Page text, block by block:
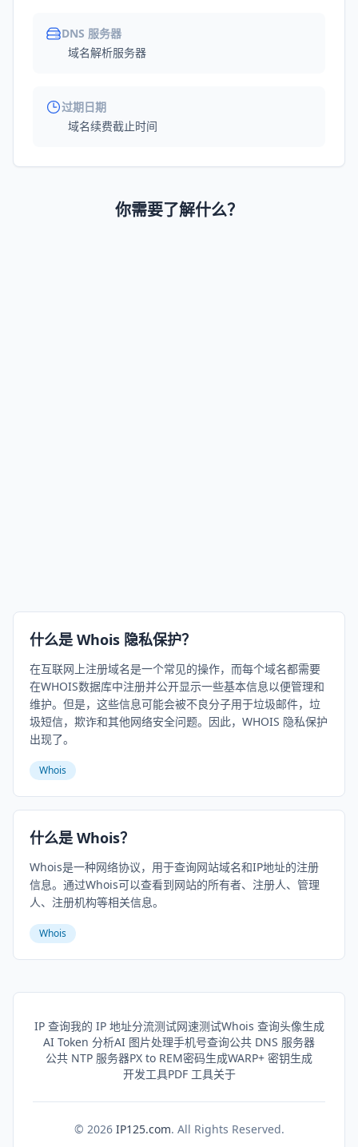
DNS 服务器
域名解析服务器
过期日期
域名续费截止时间
你需要了解什么？
什么是 Whois 隐私保护？
在互联网上注册域名是一个常见的操作，而每个域名都需要
在WHOIS数据库中注册并公开显示一些基本信息以便管理和
维护。但是，这些信息可能会被不良分子用于垃圾邮件，垃
圾短信，欺诈和其他网络安全问题。因此，WHOIS 隐私保护
出现了。
Whois
什么是 Whois？
Whois是一种网络协议，用于查询网站域名和IP地址的注册
信息。通过Whois可以查看到网站的所有者、注册人、管理
人、注册机构等相关信息。
Whois
IP 查询我的 IP 地址分流测试网速测试Whois 查询头像生成
AI Token 分析AI 图片处理手机号查询公共 DNS 服务器
公共 NTP 服务器PX to REM密码生成WARP+ 密钥生成
开发工具PDF 工具关于
© 2026 IP125.com. All Rights Reserved.